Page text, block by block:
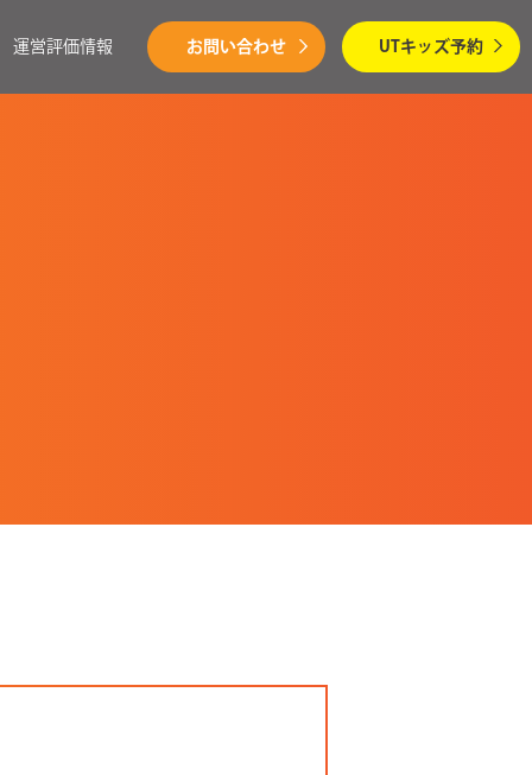
運営評価情報 お問い合わせ UTキッズ予約